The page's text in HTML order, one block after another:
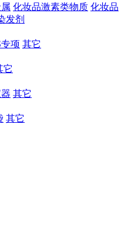
化妆品激素类物质 化妆品
发剂
项 其它
它
其它
其它